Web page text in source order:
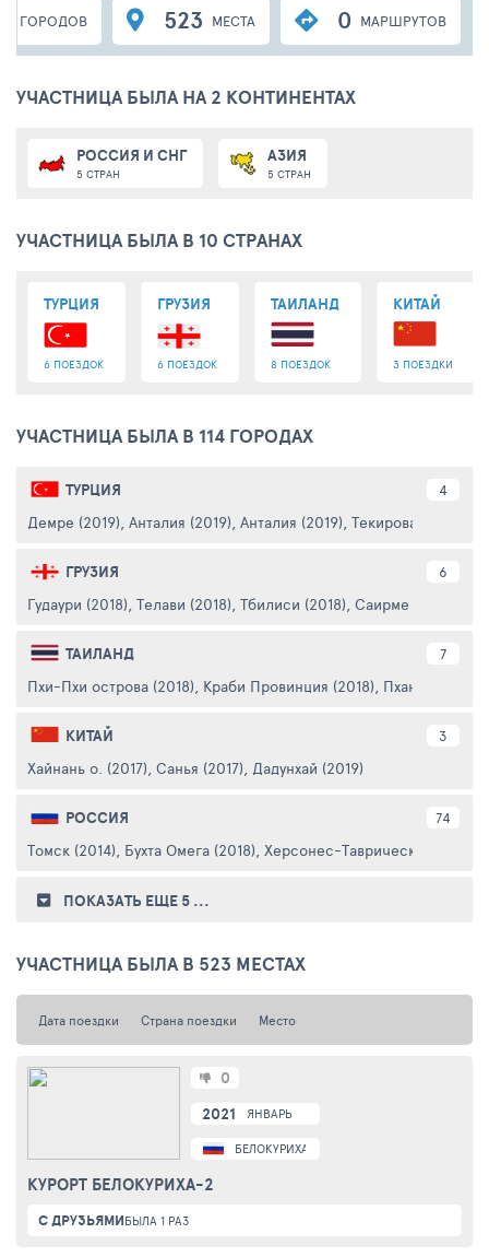
ГОРОДОВ 523 МЕСТА 0 МАРШРУТОВ
УЧАСТНИЦА БЫЛА НА 2 КОНТИНЕНТАХ
РОССИЯ И СНГ
5 СТРАН
АЗИЯ
5 СТРАН
УЧАСТНИЦА БЫЛА В 10 СТРАНАХ
ТУРЦИЯ
6 ПОЕЗДОК
ГРУЗИЯ
6 ПОЕЗДОК
ТАИЛАНД
8 ПОЕЗДОК
КИТАЙ
3 ПОЕЗДКИ
УЧАСТНИЦА БЫЛА В 114 ГОРОДАХ
ТУРЦИЯ 4
Демре (2019), Анталия (2019), Анталия (2019), Текирова (2019,
ГРУЗИЯ 6
Гудаури (2018), Телави (2018), Тбилиси (2018), Саирме (2018)
ТАИЛАНД 7
Пхи-Пхи острова (2018), Краби Провинция (2018), Пхангнга
КИТАЙ 3
Хайнань о. (2017), Санья (2017), Дадунхай (2019)
РОССИЯ 74
Томск (2014), Бухта Омега (2018), Херсонес-Таврический (2018)
ПОКАЗАТЬ ЕЩЕ 5 ...
УЧАСТНИЦА БЫЛА В 523 МЕСТАХ
Дата поездки Страна поездки Место
2021 ЯНВАРЬ
БЕЛОКУРИХА
КУРОРТ БЕЛОКУРИХА-2
0
С ДРУЗЬЯМИБЫЛА 1 РАЗ